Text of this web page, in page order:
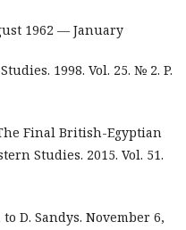
1962 — January
1998. Vol. 25. № 2. P.
Final British-Egyptian
Studies. 2015. Vol. 51.
to D. Sandys. November 6,